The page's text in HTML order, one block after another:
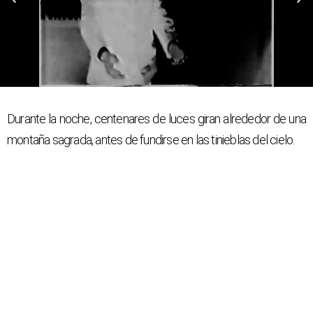
Durante la noche, centenares de luces giran alrededor de una
montaña sagrada, antes de fundirse en las tinieblas del cielo.